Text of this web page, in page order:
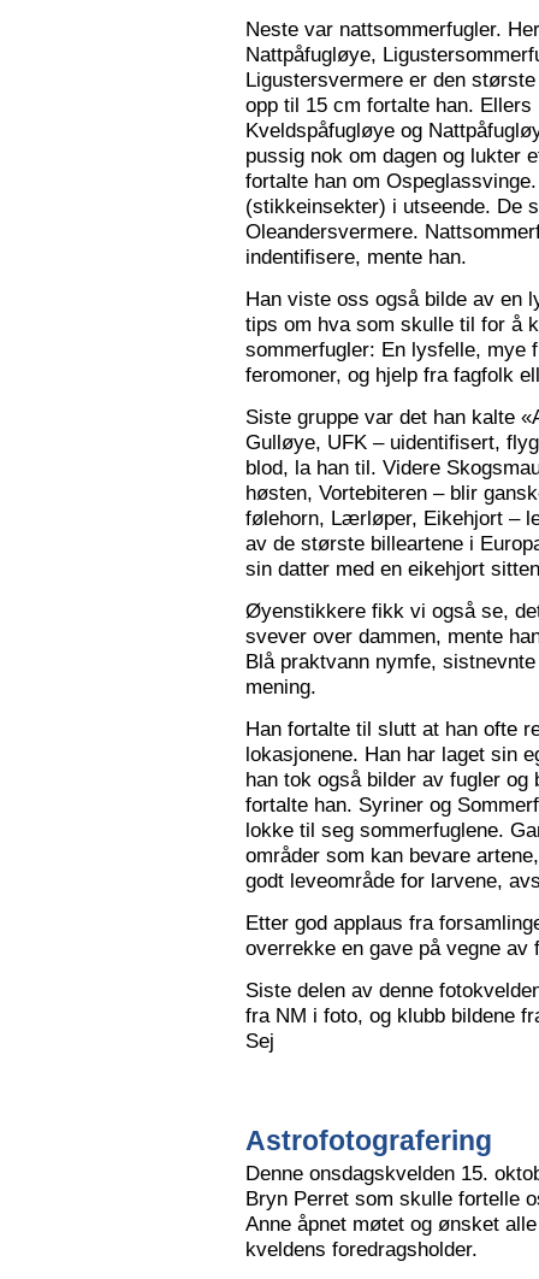
Neste var nattsommerfugler.
Nattpåfugløye,
Ligustersvermere er den
opp til 15 cm fortalte han.
Kveldspåfugløye og
pussig nok om dagen og lukter
fortalte han om
(stikkeinsekter) i utseende. De
Oleandersvermere.
indentifisere, mente han.
Han viste oss også bilde av en
tips om hva som skulle til for å
sommerfugler: En lysfelle, mye
feromoner, og hjelp fra fagfolk
Siste gruppe var det han kalte
Gulløye, UFK – uidentifisert,
blod, la han til. Videre
høsten, Vortebiteren – blir
følehorn, Lærløper, Eikehjort –
av de største billeartene i
sin datter med en eikehjort
Øyenstikkere fikk vi også se,
svever over dammen, mente
Blå praktvann nymfe,
mening.
Han fortalte til slutt at han ofte
lokasjonene. Han har laget sin
han tok også bilder av fugler
fortalte han. Syriner og
lokke til seg sommerfuglene.
områder som kan bevare
godt leveområde for larvene,
Etter god applaus fra
overrekke en gave på vegne av
Siste delen av denne
fra NM i foto, og klubb bildene
Sej
Astrofotografering
Denne onsdagskvelden 15.
Bryn Perret som skulle fortelle
Anne åpnet møtet og ønsket
kveldens foredragsholder.